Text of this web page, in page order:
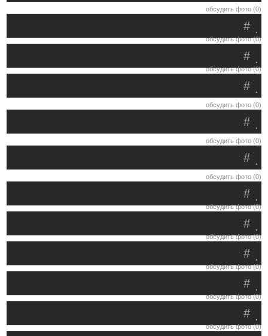
обсудить фото (0)
.
#
обсудить фото (0)
.
#
обсудить фото (0)
.
#
обсудить фото (0)
.
#
обсудить фото (0)
.
#
обсудить фото (0)
.
#
обсудить фото (0)
.
#
обсудить фото (0)
.
#
обсудить фото (0)
.
#
обсудить фото (0)
.
#
обсудить фото (0)